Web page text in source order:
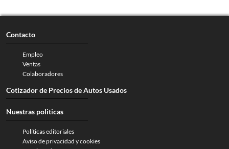
Contacto
Empleo
Ventas
Colaboradores
Cotizador de Precios de Autos Usados
Nuestras politicas
Políticas editoriales
Aviso de privacidad y cookies